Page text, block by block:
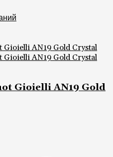
Gioielli AN19 Gold